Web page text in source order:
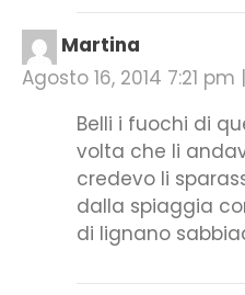
Martina
Agosto 16, 2014 7:21 pm |
Belli i fuochi di
volta che li
credevo li
dalla spiaggia
di lignano